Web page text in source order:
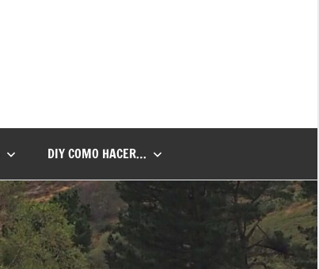
DIY COMO HACER…